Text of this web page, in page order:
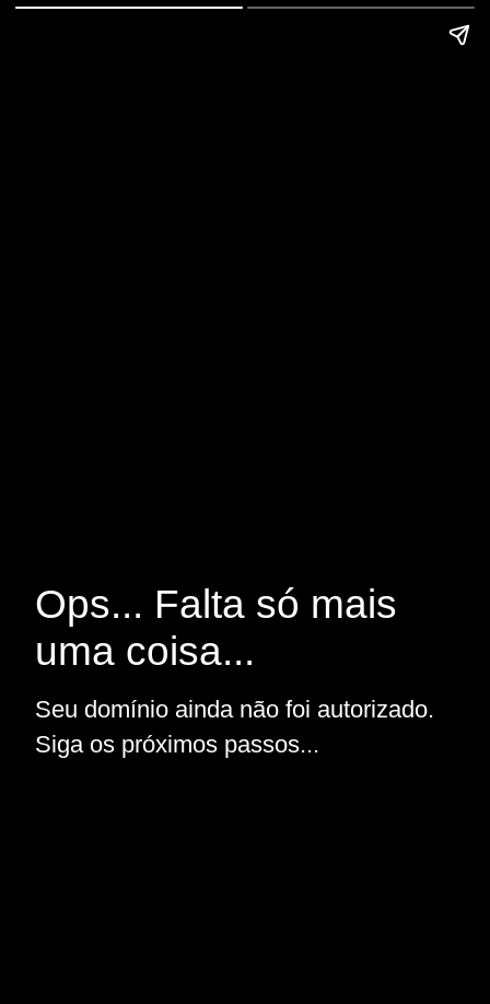
Ops... Falta só mais
uma coisa...
Seu domínio ainda não foi autorizado.
Siga os próximos passos...